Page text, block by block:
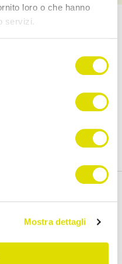
loro o che hanno
servizi.
cookie-
Mostra dettagli